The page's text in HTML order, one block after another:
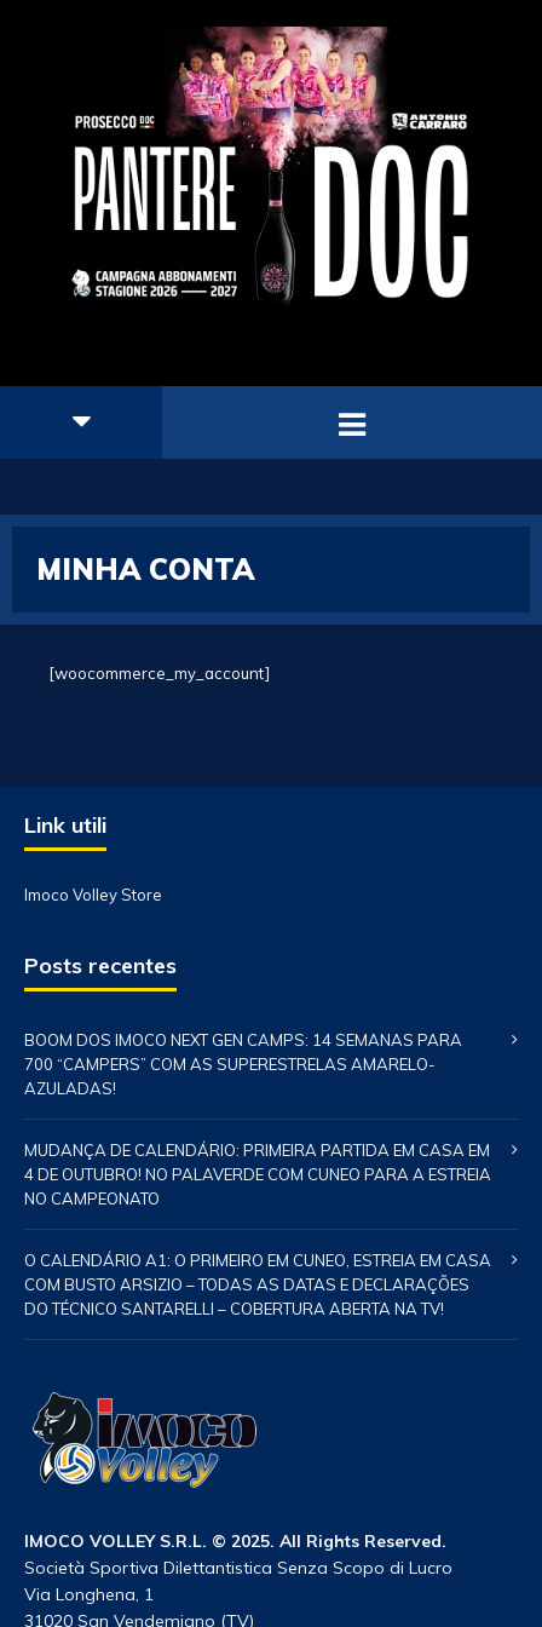
MINHA CONTA
[woocommerce_my_account]
Link utili
Imoco Volley Store
Posts recentes
BOOM DOS IMOCO NEXT GEN CAMPS: 14 SEMANAS PARA
700 “CAMPERS” COM AS SUPERESTRELAS AMARELO-
AZULADAS!
MUDANÇA DE CALENDÁRIO: PRIMEIRA PARTIDA EM CASA EM
4 DE OUTUBRO! NO PALAVERDE COM CUNEO PARA A ESTREIA
NO CAMPEONATO
O CALENDÁRIO A1: O PRIMEIRO EM CUNEO, ESTREIA EM CASA
COM BUSTO ARSIZIO – TODAS AS DATAS E DECLARAÇÕES
DO TÉCNICO SANTARELLI – COBERTURA ABERTA NA TV!
IMOCO VOLLEY S.R.L. © 2025. All Rights Reserved.
Società Sportiva Dilettantistica Senza Scopo di Lucro
Via Longhena, 1
31020 San Vendemiano (TV)